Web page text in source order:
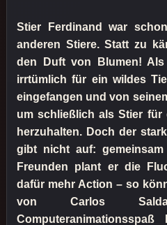
Stier Ferdinand war
anderen Stiere. Statt zu
den Duft von Blumen!
irrtümlich für ein wildes
eingefangen und von
um schließlich als Stier für
herzuhalten. Doch der
gibt nicht auf:
Freunden plant er die
dafür mehr Action – so
von Carlos
Computeranimationsspaß